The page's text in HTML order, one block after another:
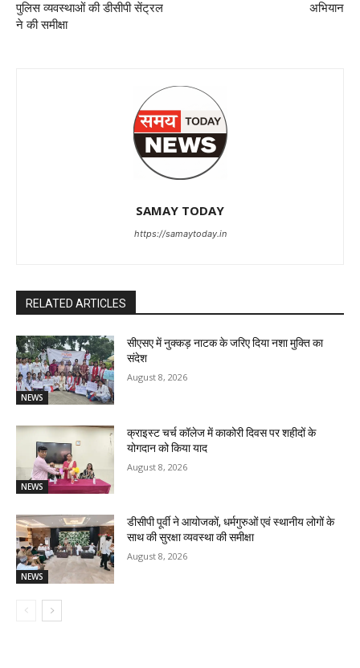
पुलिस व्यवस्थाओं की डीसीपी सेंट्रल
ने की समीक्षा
अभियान
SAMAY TODAY
https://samaytoday.in
RELATED ARTICLES
NEWS
सीएसए में नुक्कड़ नाटक के जरिए दिया नशा मुक्ति का
संदेश
August 8, 2026
NEWS
क्राइस्ट चर्च कॉलेज में काकोरी दिवस पर शहीदों के
योगदान को किया याद
August 8, 2026
NEWS
डीसीपी पूर्वी ने आयोजकों, धर्मगुरुओं एवं स्थानीय लोगों के
साथ की सुरक्षा व्यवस्था की समीक्षा
August 8, 2026